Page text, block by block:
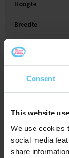
Consent
This website
We use cookies
social media
share
Hoogte
Breedte
Lengte
Verpakking